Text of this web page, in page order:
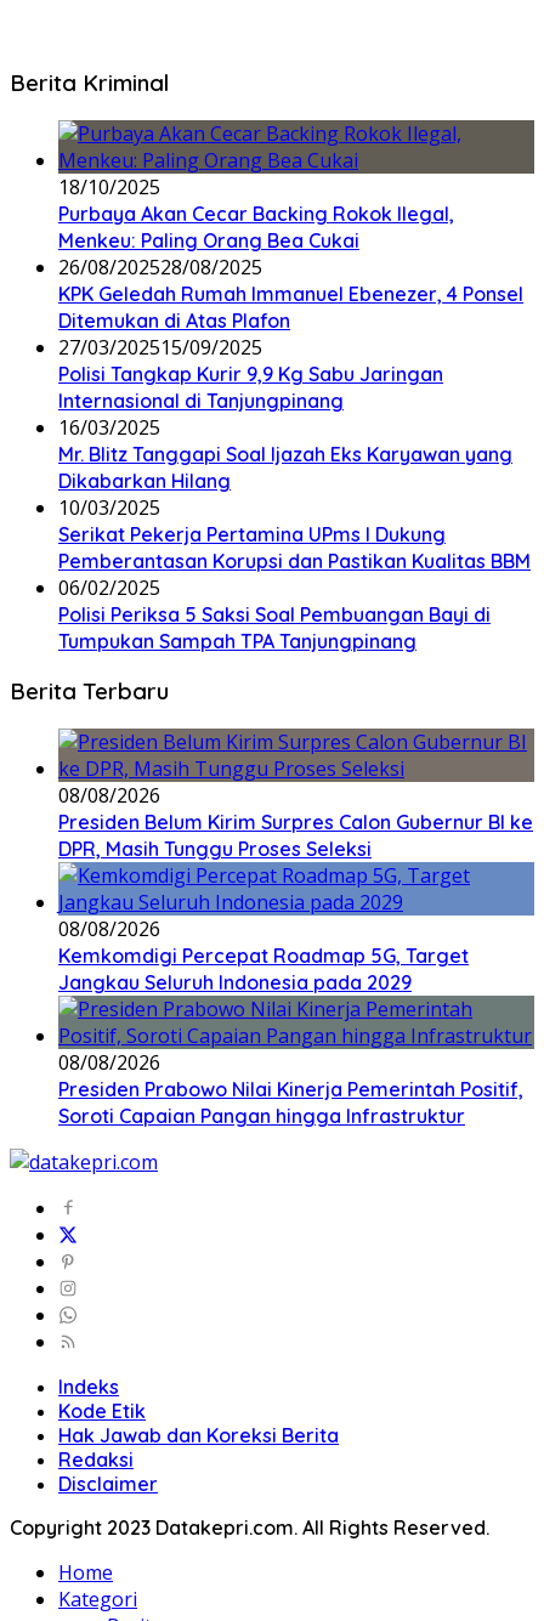
Berita Kriminal
18/10/2025
Purbaya Akan Cecar Backing Rokok Ilegal,
Menkeu: Paling Orang Bea Cukai
26/08/202528/08/2025
KPK Geledah Rumah Immanuel Ebenezer, 4 Ponsel
Ditemukan di Atas Plafon
27/03/202515/09/2025
Polisi Tangkap Kurir 9,9 Kg Sabu Jaringan
Internasional di Tanjungpinang
16/03/2025
Mr. Blitz Tanggapi Soal Ijazah Eks Karyawan yang
Dikabarkan Hilang
10/03/2025
Serikat Pekerja Pertamina UPms I Dukung
Pemberantasan Korupsi dan Pastikan Kualitas BBM
06/02/2025
Polisi Periksa 5 Saksi Soal Pembuangan Bayi di
Tumpukan Sampah TPA Tanjungpinang
Berita Terbaru
08/08/2026
Presiden Belum Kirim Surpres Calon Gubernur BI ke
DPR, Masih Tunggu Proses Seleksi
08/08/2026
Kemkomdigi Percepat Roadmap 5G, Target
Jangkau Seluruh Indonesia pada 2029
08/08/2026
Presiden Prabowo Nilai Kinerja Pemerintah Positif,
Soroti Capaian Pangan hingga Infrastruktur
Indeks
Kode Etik
Hak Jawab dan Koreksi Berita
Redaksi
Disclaimer
Copyright 2023 Datakepri.com. All Rights Reserved.
Home
Kategori